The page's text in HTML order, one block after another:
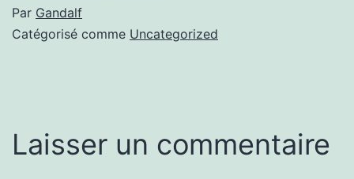
Par Gandalf
Catégorisé comme Uncategorized
Laisser un commentaire